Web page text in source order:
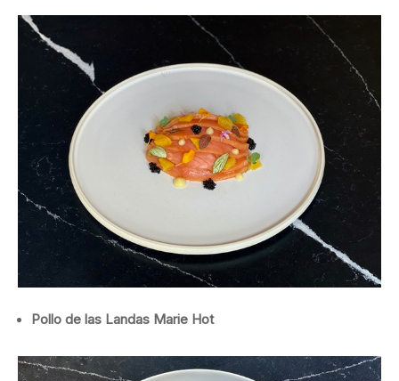
Pollo de las Landas Marie Hot